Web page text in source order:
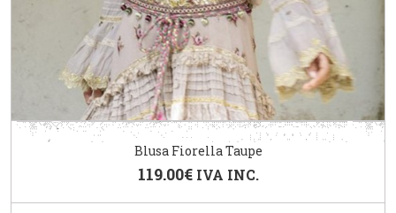
Blusa Fiorella Taupe
119.00€ IVA INC.